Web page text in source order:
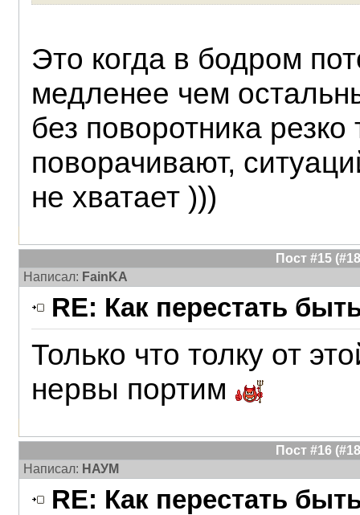
Это когда в бодром
медленее чем
без поворотника
поворачивают,
не хватает )))
Пост #15
Написал: FainKA
RE: Как перестать
Только что толку от
нервы портим
Пост #16
Написал: НАУМ
RE: Как перестать